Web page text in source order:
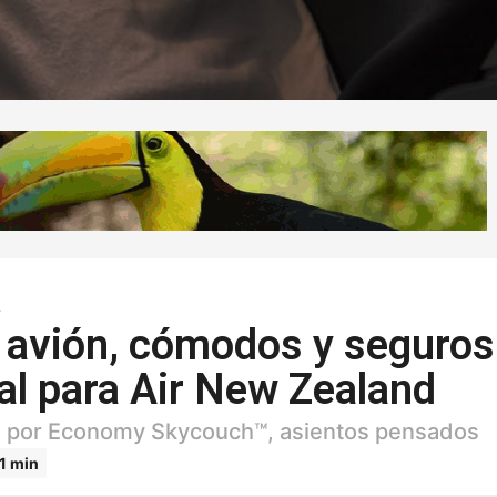
cómodos y
para Air New Zealand
Economy Skycouch™, asientos pensados
1 min